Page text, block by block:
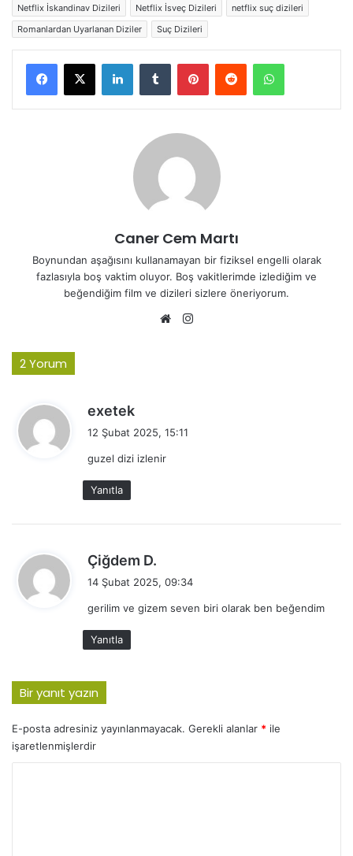
Netflix İskandinav Dizileri Netflix İsveç Dizileri
netflix suç dizileri
Romanlardan Uyarlanan Diziler
Suç Dizileri
LinkedInTumblr PinterestReddit WhatsApp
Caner Cem Martı
Boynundan aşağısını kullanamayan bir fiziksel engelli olarak
fazlasıyla boş vaktim oluyor. Boş vakitlerimde izlediğim ve
beğendiğim film ve dizileri sizlere öneriyorum.
Web
2 Yorum
exetek
12 Şubat 2025, 15:11
guzel dizi izlenir
Yanıtla
Çiğdem D.
i
14 Şubat 2025, 09:34
gerilim ve gizem seven biri olarak ben beğendim
Yanıtla
Bir yanıt yazın
E-posta adresiniz yayınlanmayacak. Gerekli alanlar * ile
işaretlenmişlerdir